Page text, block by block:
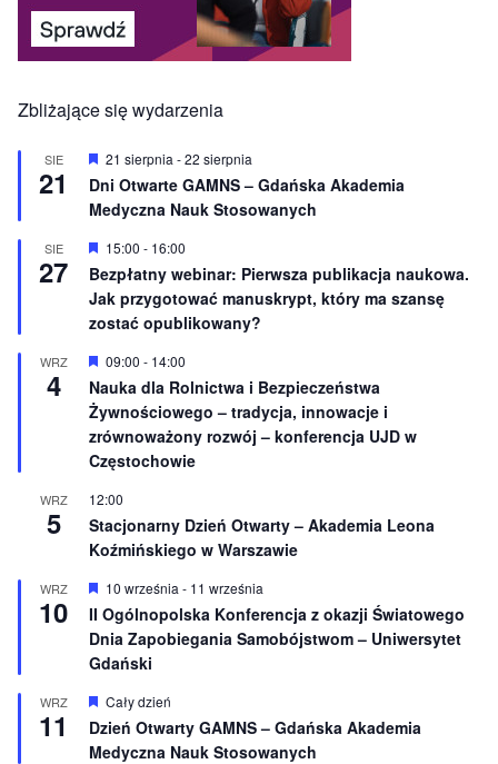
Zbliżające się wydarzenia
SIE
21
W
r
ó
n
o
n
e
21 sierpnia -22 sierpnia
Dni Otwarte GAMNS – Gdańska Akademia
Medyczna Nauk Stosowanych
SIE
27
W
r
ó
ż
n
i
o
n
e
15:00 - 16:00
Bezpłatny webinar: Pierwsza publikacja naukowa.
Jak przygotować manuskrypt, który ma szansę
zostać opublikowany?
WRZ
4
W
r
ó
ż
n
i
n
e
09:00 - 14:00
Nauka dla Rolnictwa i Bezpieczeństwa
Żywnościowego – tradycja, innowacje i
zrównoważony rozwój – konferencja UJD w
Częstochowie
WRZ
5
12:00
Stacjonarny Dzień Otwarty – Akademia Leona
Koźmińskiego w Warszawie
WRZ
10
W
y
r
ó
ż
n
o
n
e
10 września - 11 września
II Ogólnopolska Konferencja z okazji Światowego
Dnia Zapobiegania Samobójstwom – Uniwersytet
Gdański
WRZ
11
W
y
r
ó
Cały dzień
Dzień Otwarty GAMNS – Gdańska Akademia
Medyczna Nauk Stosowanych